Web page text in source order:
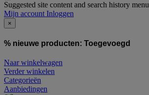
Suggested site content and search history menu
Mijn account Inloggen
×
% nieuwe producten: Toegevoegd
Naar winkelwagen
Verder winkelen
Categorieën
Aanbiedingen